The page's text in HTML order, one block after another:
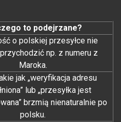
to podejrzane?
o polskiej przesyłce nie
np. z numeru z
Maroka.
jak „weryfikacja adresu
lub „przesyłka jest
brzmią nienaturalnie po
polsku.